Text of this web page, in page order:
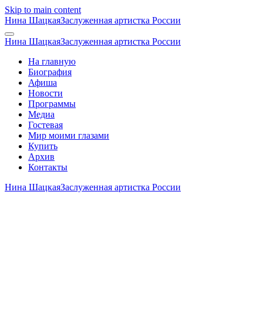
Skip to main content
Нина ШацкаяЗаслуженная артистка России
Нина ШацкаяЗаслуженная артистка России
На главную
Биография
Афиша
Новости
Программы
Медиа
Гостевая
Мир моими глазами
Купить
Архив
Контакты
Нина ШацкаяЗаслуженная артистка России